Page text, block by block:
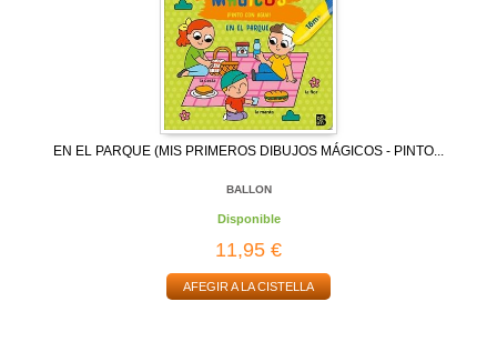
EN EL PARQUE (MIS PRIMEROS DIBUJOS MÁGICOS - PINTO...
BALLON
Disponible
11,95 €
AFEGIR A LA CISTELLA